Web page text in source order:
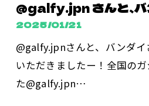
@galfy.jpn さんと、
2025/01/21
@galfy.jpnさんと、バンダ
いただきましたー！全国の
た@galfy.jpn…